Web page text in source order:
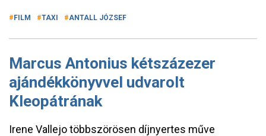
FILM TAXI ANTALL JÓZSEF
Marcus Antonius kétszázezer
ajándékkönyvvel udvarolt
Kleopátrának
Irene Vallejo többszörösen díjnyertes műve